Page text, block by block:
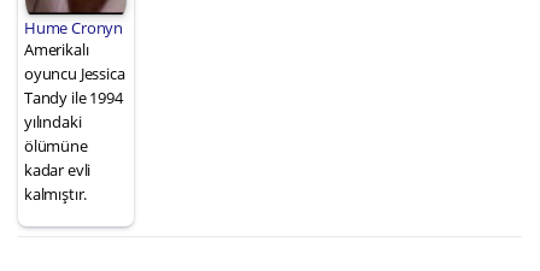
Hume Cronyn
Amerikalı
oyuncu Jessica
Tandy ile 1994
yılındaki
ölümüne
kadar evli
kalmıştır.